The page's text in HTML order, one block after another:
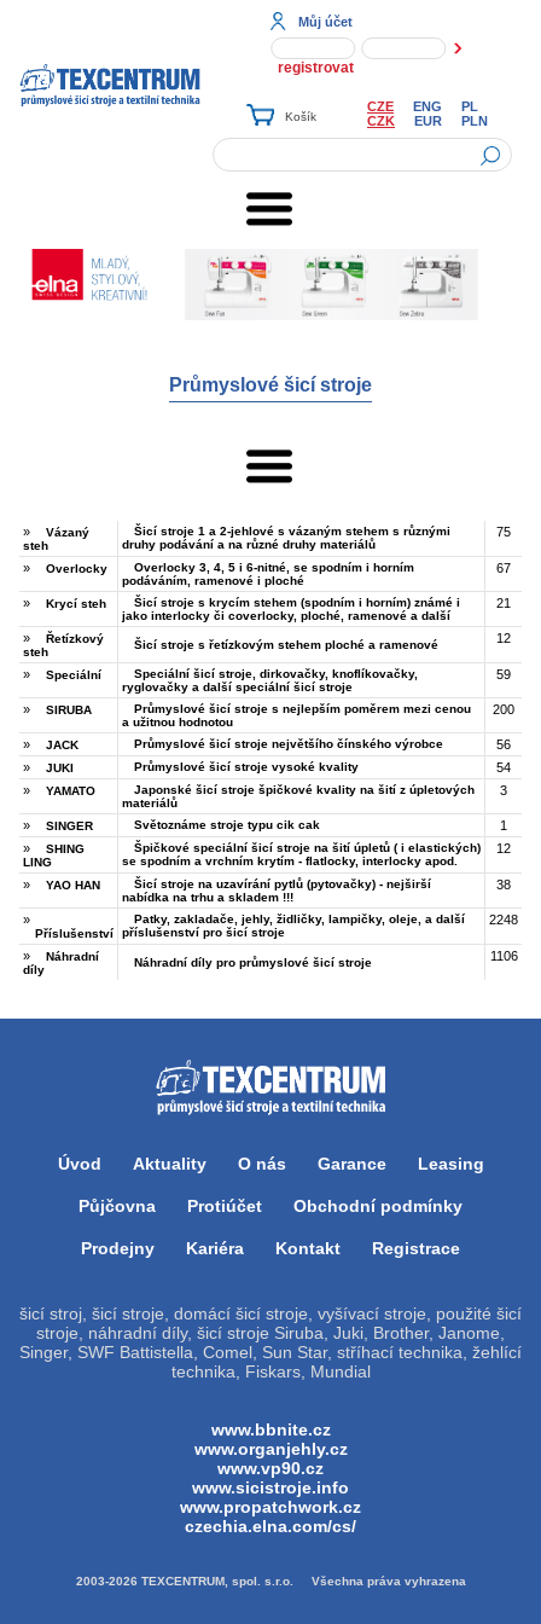
Můj účet
registrovat
CZE ENG
PL
CZK
EUR PLN
Průmyslové šicí stroje
»
Vázaný
steh
Šicí stroje 1 a 2-jehlové s vázaným stehem s různými
druhy podávání a na různé druhy materiálů
75
» Overlocky
Overlocky 3, 4, 5 i 6-nitné, se spodním i horním
podáváním, ramenové i ploché
67
» Krycí steh
Šicí stroje s krycím stehem (spodním i horním) známé i
jako interlocky či coverlocky, ploché, ramenové a další
21
»
Řetízkový
steh
Šicí stroje s řetízkovým stehem ploché a ramenové 12
» Speciální
Speciální šicí stroje, dirkovačky, knoflíkovačky,
ryglovačky a další speciální šicí stroje
59
» SIRUBA
Průmyslové šicí stroje s nejlepším poměrem mezi cenou
a užitnou hodnotou
200
» JACK Průmyslové šicí stroje největšího čínského výrobce
56
»
JUKI Průmyslové šicí stroje vysoké kvality
54
»
YAMATO
Japonské šicí stroje špičkové kvality na šití z úpletových
materiálů
3
» SINGER Světoznáme stroje typu cik cak
1
»
SHING
LING
Špičkové speciální šicí stroje na šití úpletů ( i elastických)
se spodním a vrchním krytím - flatlocky, interlocky apod.
12
» YAO HAN
Šicí stroje na uzavírání pytlů (pytovačky) - nejširší
nabídka na trhu a skladem !!!
38
»
Příslušenství
Patky, zakladače, jehly, židličky, lampičky, oleje, a další
příslušenství pro šicí stroje
2248
»
Náhradní
díly
Náhradní díly pro průmyslové šicí stroje 1106
Úvod Aktuality O nás Garance Leasing
Půjčovna Protiúčet Obchodní podmínky
Prodejny Kariéra Kontakt Registrace
šicí stroj, šicí stroje, domácí šicí stroje, vyšívací stroje, použité šicí
stroje, náhradní díly, šicí stroje Siruba, Juki, Brother, Janome,
Singer, SWF Battistella, Comel, Sun Star, stříhací technika, žehlící
technika, Fiskars, Mundial
www.bbnite.cz
www.organjehly.cz
www.vp90.cz
www.sicistroje.info
www.propatchwork.cz
czechia.elna.com/cs/
2003-2026 TEXCENTRUM, spol. s.r.o. Všechna práva vyhrazena